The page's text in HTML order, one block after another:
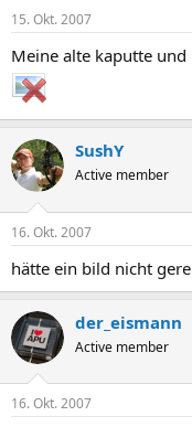
15. Okt. 2007
Meine alte kaputte und
SushY
Active member
16. Okt. 2007
hätte ein bild nicht
der_eismann
Active member
16. Okt. 2007